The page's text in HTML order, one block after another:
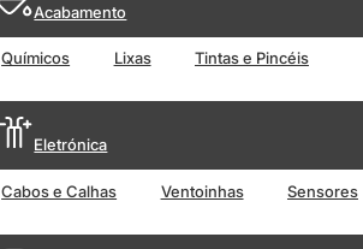
Acabamento
Químicos Lixas Tintas e Pincéis
Eletrónica
Cabos e Calhas Ventoinhas Sensores